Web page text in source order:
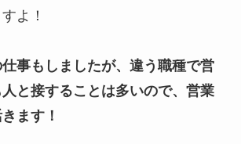
よ！
事もしましたが、違う職種で営
と接することは多いので、営業
ます！